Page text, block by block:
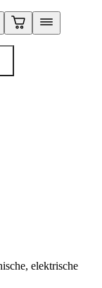
elektrische